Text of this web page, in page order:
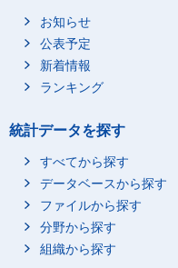
お知らせ
公表予定
新着情報
ランキング
統計データを探す
すべてから探す
データベースから探す
ファイルから探す
分野から探す
組織から探す